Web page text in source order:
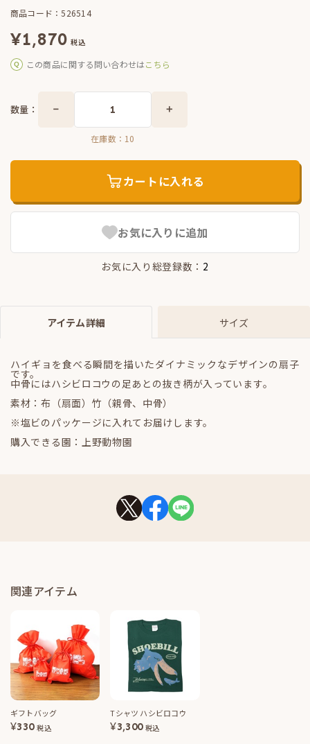
商品コード：526514
¥1,870 税込
この商品に関する問い合わせはこちら
お気に入りに追加
お気に入り総登録数： 2
数量：
在庫数： 10
カートに入れる
アイテム詳細 サイズ
ハイギョを食べる瞬間を描いたダイナミックなデザインの扇子
です。
中骨にはハシビロコウの足あとの抜き柄が入っています。
素材：布（扇面）竹（親骨、中骨）
※塩ビのパッケージに入れてお届けします。
購入できる園：上野動物園
関連アイテム
ギフトバッグ
¥330 税込
Tシャツ ハシビロコウ
¥3,300 税込